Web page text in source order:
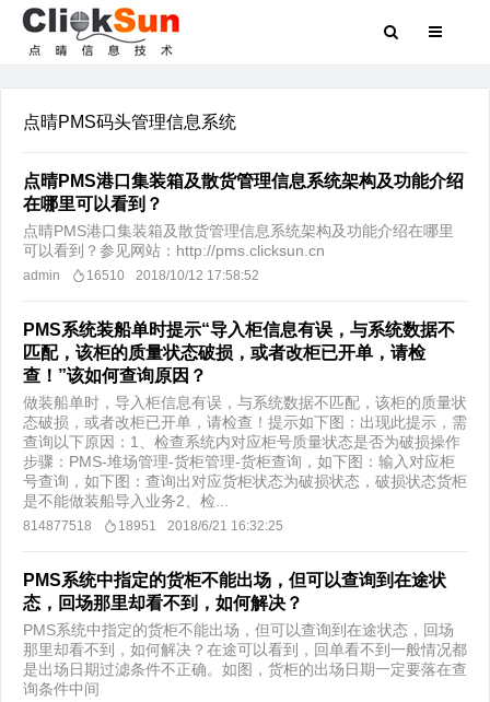
点晴PMS码头管理信息系统
点晴PMS港口集装箱及散货管理信息系统架构及功能介绍
在哪里可以看到？
点晴PMS港口集装箱及散货管理信息系统架构及功能介绍在哪里
可以看到？参见网站：http://pms.clicksun.cn
admin 16510 2018/10/12 17:58:52
PMS系统装船单时提示“导入柜信息有误，与系统数据不
匹配，该柜的质量状态破损，或者改柜已开单，请检
查！”该如何查询原因？
做装船单时，导入柜信息有误，与系统数据不匹配，该柜的质量状
态破损，或者改柜已开单，请检查！提示如下图：出现此提示，需
查询以下原因：1、检查系统内对应柜号质量状态是否为破损操作
步骤：PMS-堆场管理-货柜管理-货柜查询，如下图：输入对应柜
号查询，如下图：查询出对应货柜状态为破损状态，破损状态货柜
是不能做装船导入业务2、检...
814877518 18951 2018/6/21 16:32:25
PMS系统中指定的货柜不能出场，但可以查询到在途状
态，回场那里却看不到，如何解决？
PMS系统中指定的货柜不能出场，但可以查询到在途状态，回场
那里却看不到，如何解决？在途可以看到，回单看不到一般情况都
是出场日期过滤条件不正确。如图，货柜的出场日期一定要落在查
询条件中间